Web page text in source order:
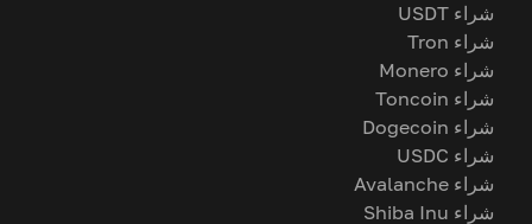
شراء USDT
شراء Tron
شراء Monero
شراء Toncoin
شراء Dogecoin
شراء USDC
شراء Avalanche
شراء Shiba Inu